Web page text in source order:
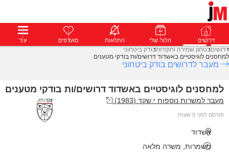
דרושים פרופילים הודעות פרימיום דרושים הלוח שלי התראות מועדפים עוד
דרושיםבטחון שמירה וחקירותבודק ביטחוני
למחסנים לוגיסטיים באשדוד דרושים/ות בודקי מטענים
מעבר לדרושים בודק ביטחוני
למחסנים לוגיסטיים באשדוד דרושים/ות בודקי מטענים
מעבר למשרות נוספות י.שקד (1983)
פורסם לפני 9 שעות
אשדוד
משמרות, משרה מלאה